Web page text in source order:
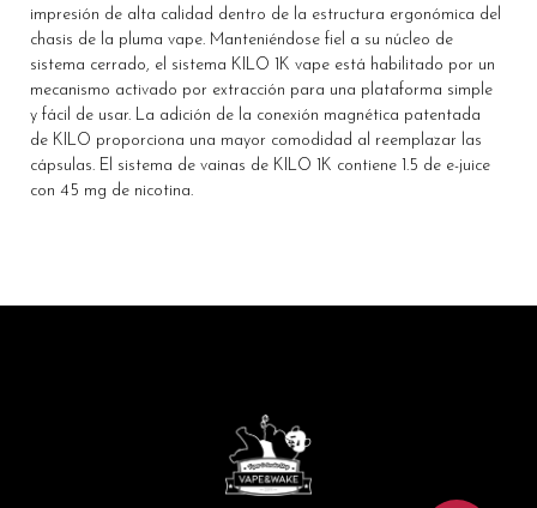
impresión de alta calidad dentro de la estructura ergonómica del
chasis de la pluma vape. Manteniéndose fiel a su núcleo de
sistema cerrado, el sistema KILO 1K vape está habilitado por un
mecanismo activado por extracción para una plataforma simple
y fácil de usar. La adición de la conexión magnética patentada
de KILO proporciona una mayor comodidad al reemplazar las
cápsulas. El sistema de vainas de KILO 1K contiene 1.5 de e-juice
con 45 mg de nicotina.